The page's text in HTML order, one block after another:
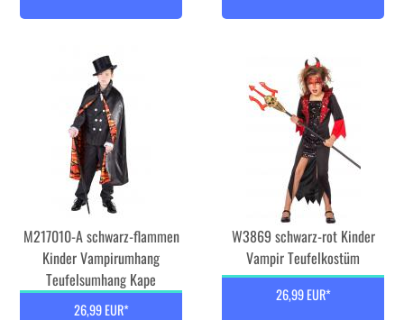
M217010-A schwarz-flammen
Kinder Vampirumhang
Teufelsumhang Kape
26,99 EUR*
W3869 schwarz-rot Kinder
Vampir Teufelkostüm
26,99 EUR*